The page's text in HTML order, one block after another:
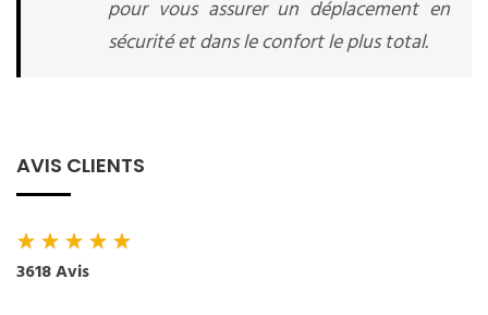
pour vous assurer un déplacement en
sécurité et dans le confort le plus total.
AVIS CLIENTS
★★★★★
3618 Avis